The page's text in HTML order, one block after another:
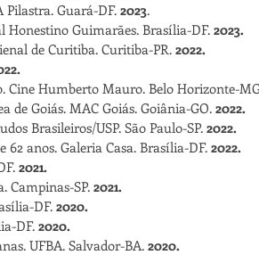
Guará-DF. 2023.
Honestino Guimarães. Brasília-DF.2023.
de Curitiba. Curitiba-PR.2022.
Cine Humberto Mauro. Belo Horizonte-
de Goiás. MAC Goiás. Goiânia-GO.2022.
Brasileiros/USP. São Paulo-SP.2022.
anos. Galeria Casa. Brasília-DF. 2022.
2021.
Campinas-SP. 2021.
-DF. 2020.
DF. 2020.
UFBA. Salvador-BA. 2020.